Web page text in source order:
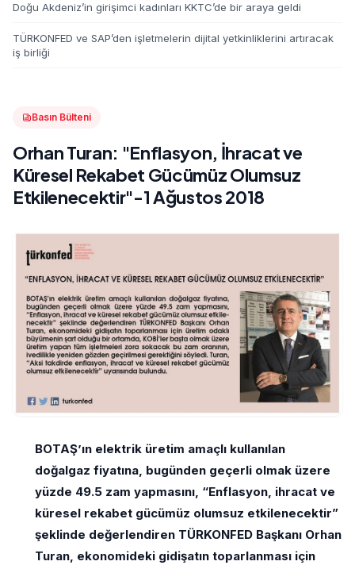
Basın Bülteni
Orhan Turan: "Enflasyon, İhracat ve
Küresel Rekabet Gücümüz Olumsuz
Etkilenecektir"-1 Ağustos 2018
BOTAŞ’ın elektrik üretim amaçlı kullanılan
doğalgaz fiyatına, bugünden geçerli olmak üzere
yüzde 49.5 zam yapmasını, “Enflasyon, ihracat ve
küresel rekabet gücümüz olumsuz etkilenecektir”
şeklinde değerlendiren TÜRKONFED Başkanı Orhan
Turan, ekonomideki gidişatın toparlanması için
Doğu Akdeniz’in girişimci kadınları KKTC’de bir araya geldi
TÜRKONFED ve SAP’den işletmelerin dijital yetkinliklerini artıracak
iş birliği